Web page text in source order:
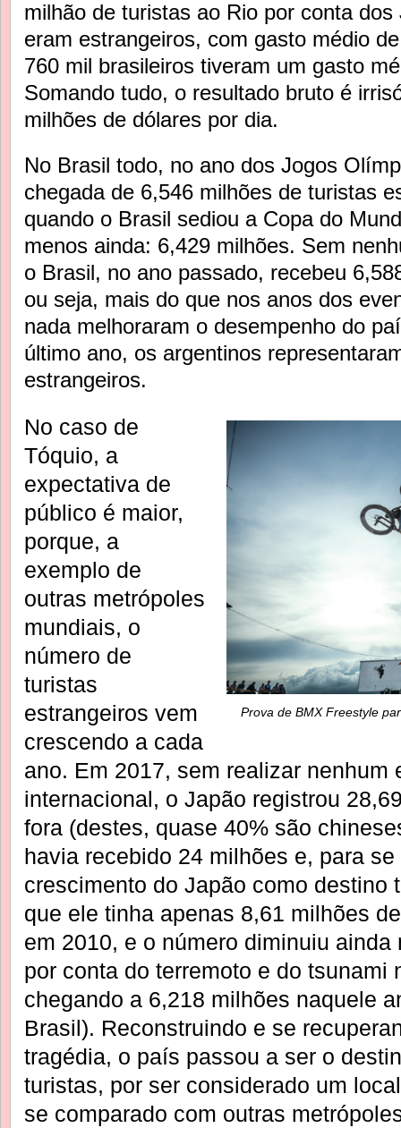
milhão de turistas ao Rio por conta
eram estrangeiros, com gasto médio
760 mil brasileiros tiveram um gasto
Somando tudo, o resultado bruto é
milhões de dólares por dia.
No Brasil todo, no ano dos Jogos
chegada de 6,546 milhões de turistas
quando o Brasil sediou a Copa do
menos ainda: 6,429 milhões. Sem
o Brasil, no ano passado, recebeu
ou seja, mais do que nos anos dos
nada melhoraram o desempenho do
último ano, os argentinos
estrangeiros.
Prova de BMX Freestyle
No caso de
Tóquio, a
expectativa de
público é maior,
porque, a
exemplo de
outras metrópoles
mundiais, o
número de
turistas
estrangeiros vem
crescendo a cada
ano. Em 2017, sem realizar nenhum
internacional, o Japão registrou
fora (destes, quase 40% são
havia recebido 24 milhões e, para
crescimento do Japão como destino
que ele tinha apenas 8,61 milhões
em 2010, e o número diminuiu
por conta do terremoto e do tsunami
chegando a 6,218 milhões naquele
Brasil). Reconstruindo e se
tragédia, o país passou a ser o
turistas, por ser considerado um
se comparado com outras